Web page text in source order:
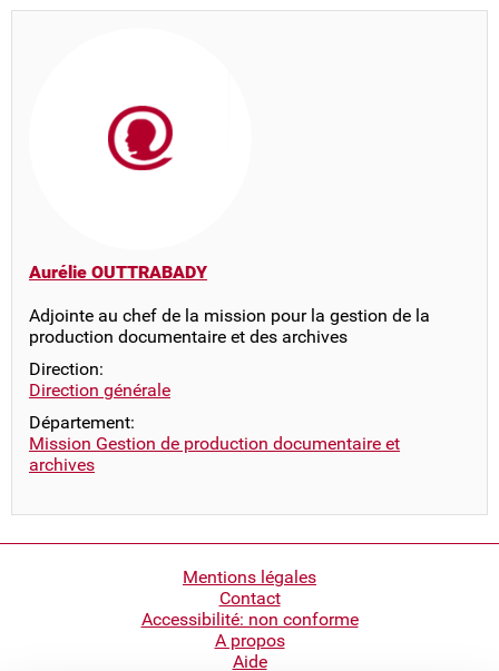
Aurélie OUTTRABADY
Adjointe au chef de la mission pour la gestion de la
production documentaire et des archives
Direction:
Direction générale
Département:
Mission Gestion de production documentaire et
archives
Mentions légales
Contact
Accessibilité: non conforme
A propos
Aide